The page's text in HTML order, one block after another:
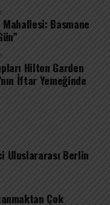
Basmane
Hilton Garden
İftar Yemeğinde
Uluslararası Berlin
Çok